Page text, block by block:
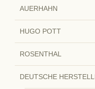
AUERHAHN
HUGO POTT
ROSENTHAL
DEUTSCHE